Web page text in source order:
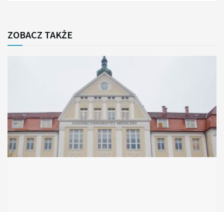
ZOBACZ TAKŻE